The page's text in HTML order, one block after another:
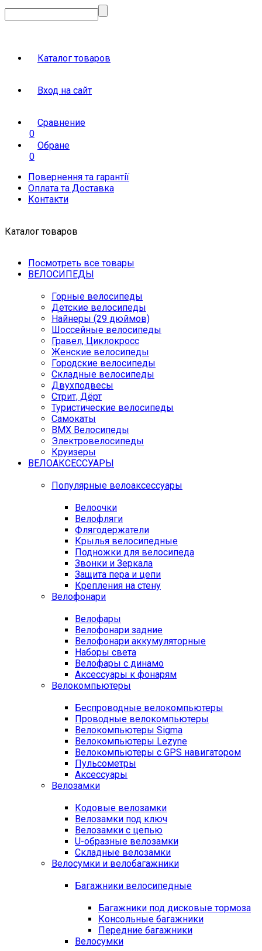
Каталог товаров
Вход на сайт
Сравнение
0
Обране
0
Повернення та гарантії
Оплата та Доставка
Контакти
Каталог товаров
Посмотреть все товары
ВЕЛОСИПЕДЫ
Горные велосипеды
Детские велосипеды
Найнеры (29 дюймов)
Шоссейные велосипеды
Гравел, Циклокросс
Женские велосипеды
Городcкие велосипеды
Складные велосипеды
Двухподвесы
Стрит, Дёрт
Туристические велосипеды
Самокаты
BMX Велосипеды
Электровелосипеды
Круизеры
ВЕЛОАКСЕССУАРЫ
Популярные велоаксессуары
Велоочки
Велофляги
Флягодержатели
Крылья велосипедные
Подножки для велосипеда
Звонки и Зеркала
Защита пера и цепи
Крепления на стену
Велофонари
Велофары
Велофонари задние
Велофонари аккумуляторные
Наборы света
Велофары с динамо
Аксессуары к фонарям
Велокомпьютеры
Беспроводные велокомпьютеры
Проводные велокомпьютеры
Велокомпьютеры Sigma
Велокомпьютеры Lezyne
Велокомпьютеры с GPS навигатором
Пульсометры
Аксессуары
Велозамки
Кодовые велозамки
Велозамки под ключ
Велозамки с цепью
U-образные велозамки
Складные велозамки
Велосумки и велобагажники
Багажники велосипедные
Багажники под дисковые тормоза
Консольные багажники
Передние багажники
Велосумки